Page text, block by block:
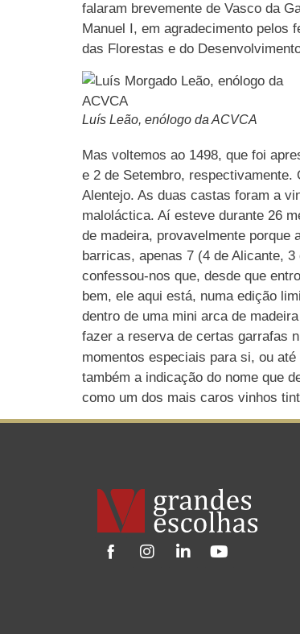
falaram brevemente de Vasco da
Manuel I, em agradecimento pelos
das Florestas e do
Luís Leão, enólogo da ACVCA
Mas voltemos ao 1498, que foi
e 2 de Setembro,
Alentejo. As duas castas foram a
maloláctica. Aí esteve durante 26
de madeira, provavelmente porque
barricas, apenas 7 (4 de Alicante,
confessou-nos que, desde que
bem, ele aqui está, numa edição
dentro de uma mini arca de
fazer a reserva de certas garrafas
momentos especiais para si, ou
também a indicação do nome que
como um dos mais caros vinhos